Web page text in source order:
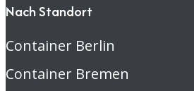
Nach Standort
Container Berlin
Container Bremen